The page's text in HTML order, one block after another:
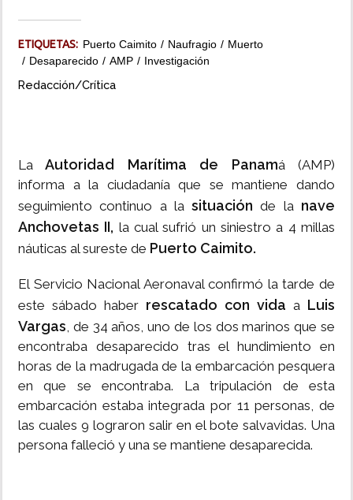
ETIQUETAS: Puerto Caimito Naufragio
Muerto
Desaparecido
AMP Investigación
Redacción/Crítica
La Autoridad Marítima de Panamá (AMP)
informa a la ciudadanía que se mantiene dando
seguimiento continuo a lasituaciónde la nave
Anchovetas II, la cual sufrió un siniestro a 4 millas
náuticas al sureste de Puerto Caimito.
El Servicio Nacional Aeronaval confirmó la tarde de
este sábado haber rescatado con vida a Luis
Vargas, de 34 años, uno de los dos marinos que se
encontraba desaparecido tras el hundimiento en
horas de la madrugada de la embarcación pesquera
en que se encontraba. La tripulación de esta
embarcación estaba integrada por 11 personas, de
las cuales 9 lograron salir en el bote salvavidas. Una
persona falleció y una se mantiene desaparecida.